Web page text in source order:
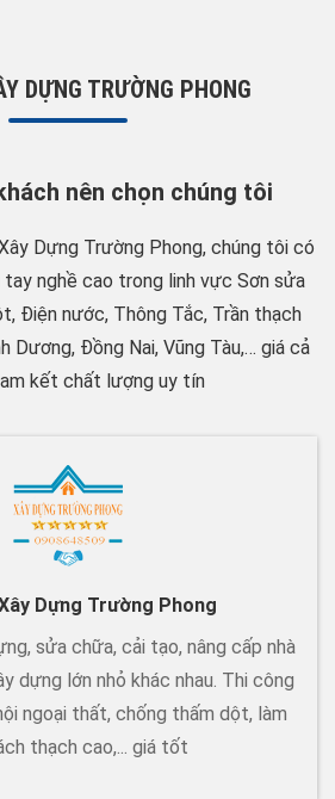
DỰNG TRƯỜNG PHONG
nên chọn chúng tôi
Dựng Trường Phong, chúng tôi có
nghề cao trong linh vực Sơn sửa
Điện nước, Thông Tắc, Trần thạch
Dương, Đồng Nai, Vũng Tàu,… giá cả
kết chất lượng uy tín
Dựng Trường Phong
sửa chữa, cải tạo, nâng cấp nhà
dựng lớn nhỏ khác nhau. Thi công
ngoại thất, chống thấm dột, làm
thạch cao,... giá tốt